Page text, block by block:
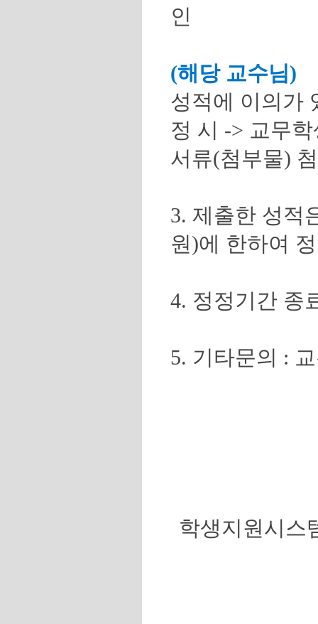
인
(해당 교수님)
성적에 이의가
정 시 -> 교무
서류(첨부물)
3. 제출한 성적
원)에 한하여
4. 정정기간 종
5. 기타문의 :
학생지원시스